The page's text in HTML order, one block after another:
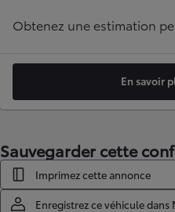
Obtenez une estimation
En savoir
Sauvegarder cette
Imprimez cette annonce
Enregistrez ce véhicule dans